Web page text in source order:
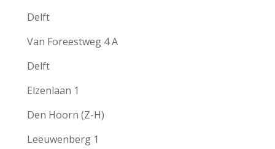
Delft
Van Foreestweg 4 A
Delft
Elzenlaan 1
Den Hoorn (Z-H)
Leeuwenberg 1